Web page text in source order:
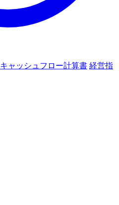
キャッシュフロー計算書 経営指